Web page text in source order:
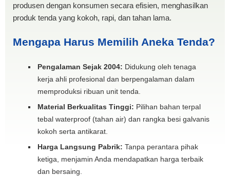
produsen dengan konsumen secara efisien, menghasilkan
produk tenda yang kokoh, rapi, dan tahan lama.
Mengapa Harus Memilih Aneka Tenda?
Pengalaman Sejak 2004: Didukung oleh tenaga
kerja ahli profesional dan berpengalaman dalam
memproduksi ribuan unit tenda.
Material Berkualitas Tinggi: Pilihan bahan terpal
tebal waterproof (tahan air) dan rangka besi galvanis
kokoh serta antikarat.
Harga Langsung Pabrik: Tanpa perantara pihak
ketiga, menjamin Anda mendapatkan harga terbaik
dan bersaing.